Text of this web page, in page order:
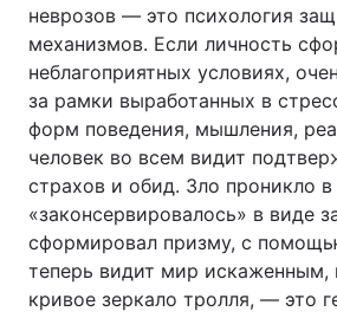
неврозов — это психология
механизмов. Если личность
неблагоприятных условиях,
за рамки выработанных в
форм поведения, мышления,
человек во всем видит
страхов и обид. Зло проникло
«законсервировалось» в виде
сформировал призму, с
теперь видит мир искаженным,
кривое зеркало тролля, — это